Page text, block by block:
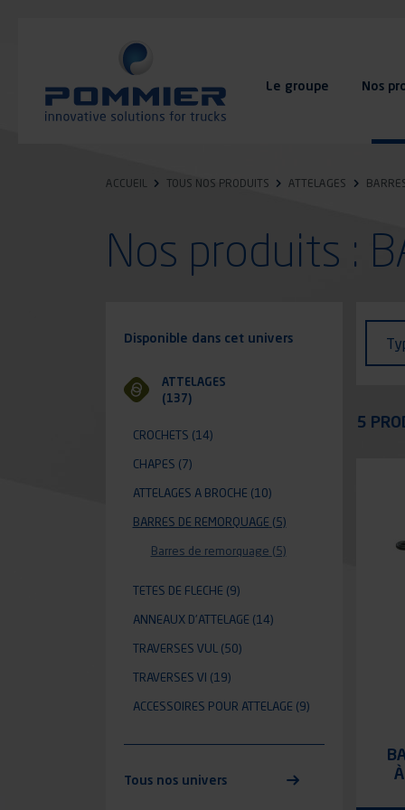
Le groupe Nos
ACCUEIL TOUS NOS PRODUITS ATTELAGES
Nos produits :
5
Disponible dans cet univers
ATTELAGES
(137)
CROCHETS (14)
CHAPES (7)
ATTELAGES A BROCHE (10)
BARRES DE REMORQUAGE (5)
Barres de remorquage (5)
TETES DE FLECHE (9)
ANNEAUX D'ATTELAGE (14)
TRAVERSES VUL (50)
TRAVERSES VI (19)
ACCESSOIRES POUR ATTELAGE (9)
Tous nos univers